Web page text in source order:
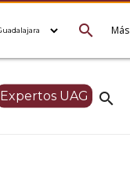
Más
search
search
Expertos UAG